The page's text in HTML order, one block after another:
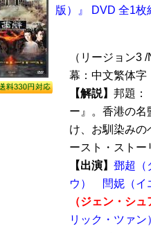
版）』 DVD 全1枚
（リージョン3
幕：中文繁体字
【解説】 邦題：
ー』。香港の名
け、お馴染みの
ースト・ストー
【出演】 鄧超（
ウ）
閆妮（イ
（ジェン・シ
リック・ツァン